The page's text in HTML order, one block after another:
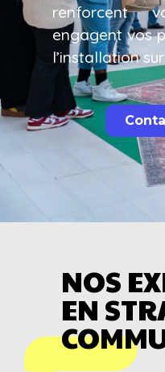
renforcent
engagent vos
l’installation
NOS
EN